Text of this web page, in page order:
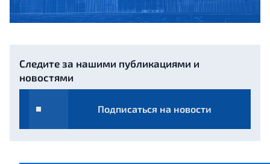
Следите за нашими публикациями и
новостями
Подписаться на новости